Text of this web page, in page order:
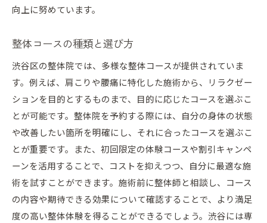
向上に努めています。
整体コースの種類と選び方
渋谷区の整体院では、多様な整体コースが提供されていま
す。例えば、肩こりや腰痛に特化した施術から、リラクゼー
ションを目的とするものまで、目的に応じたコースを選ぶこ
とが可能です。整体院を予約する際には、自分の身体の状態
や改善したい箇所を明確にし、それに合ったコースを選ぶこ
とが重要です。また、初回限定の体験コースや割引キャンペ
ーンを活用することで、コストを抑えつつ、自分に最適な施
術を試すことができます。施術前に整体師と相談し、コース
の内容や期待できる効果について確認することで、より満足
度の高い整体体験を得ることができるでしょう。渋谷には専